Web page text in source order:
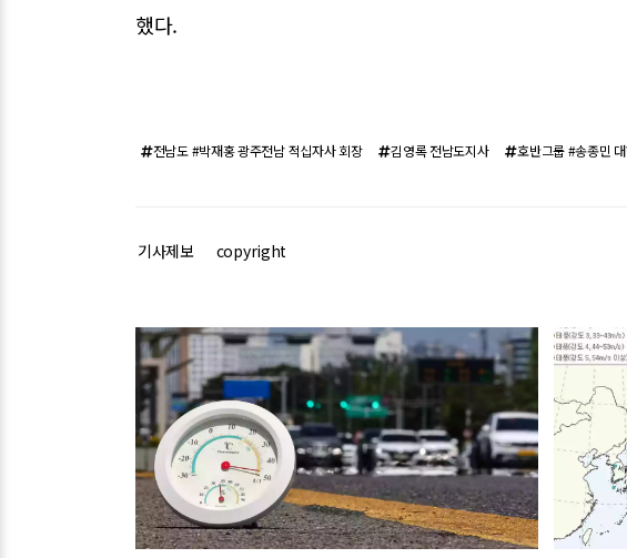
했다.
전남도 #박재홍 광주전남 적십자사 회장 김영록 전남도지사 호반그룹 #송종민
기사제보 copyright
관련기사